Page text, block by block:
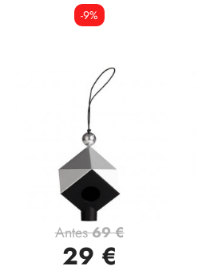
-9%
Antes69 €
29 €